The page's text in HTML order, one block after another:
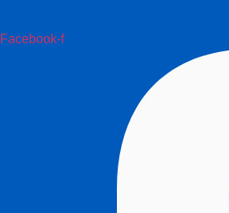
Facebook-f